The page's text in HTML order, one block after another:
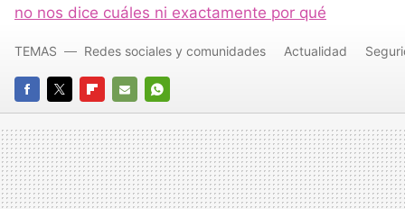
no nos dice cuáles ni exactamente por qué
FACEBOOK
TWITTERFLIPBOARD
E-
MAIL
WHATSAPP
TEMAS Redes sociales y comunidades Actualidad